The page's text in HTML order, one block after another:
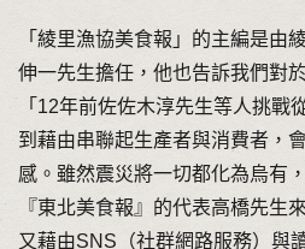
「綾里漁協美食報」的主編是由
伸一先生擔任，他也告訴我們對
「12年前佐佐木淳先生等人挑戰
到藉由串聯起生產者與消費者，
感。雖然震災將一切都化為烏有
『東北美食報』的代表高橋先生
又藉由SNS（社群網路服務）與